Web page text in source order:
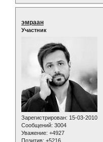
эмраан
Участник
Зарегистрирован: 15-03-2010
Сообщений: 3004
Уважение: +4927
Позитив: +5216